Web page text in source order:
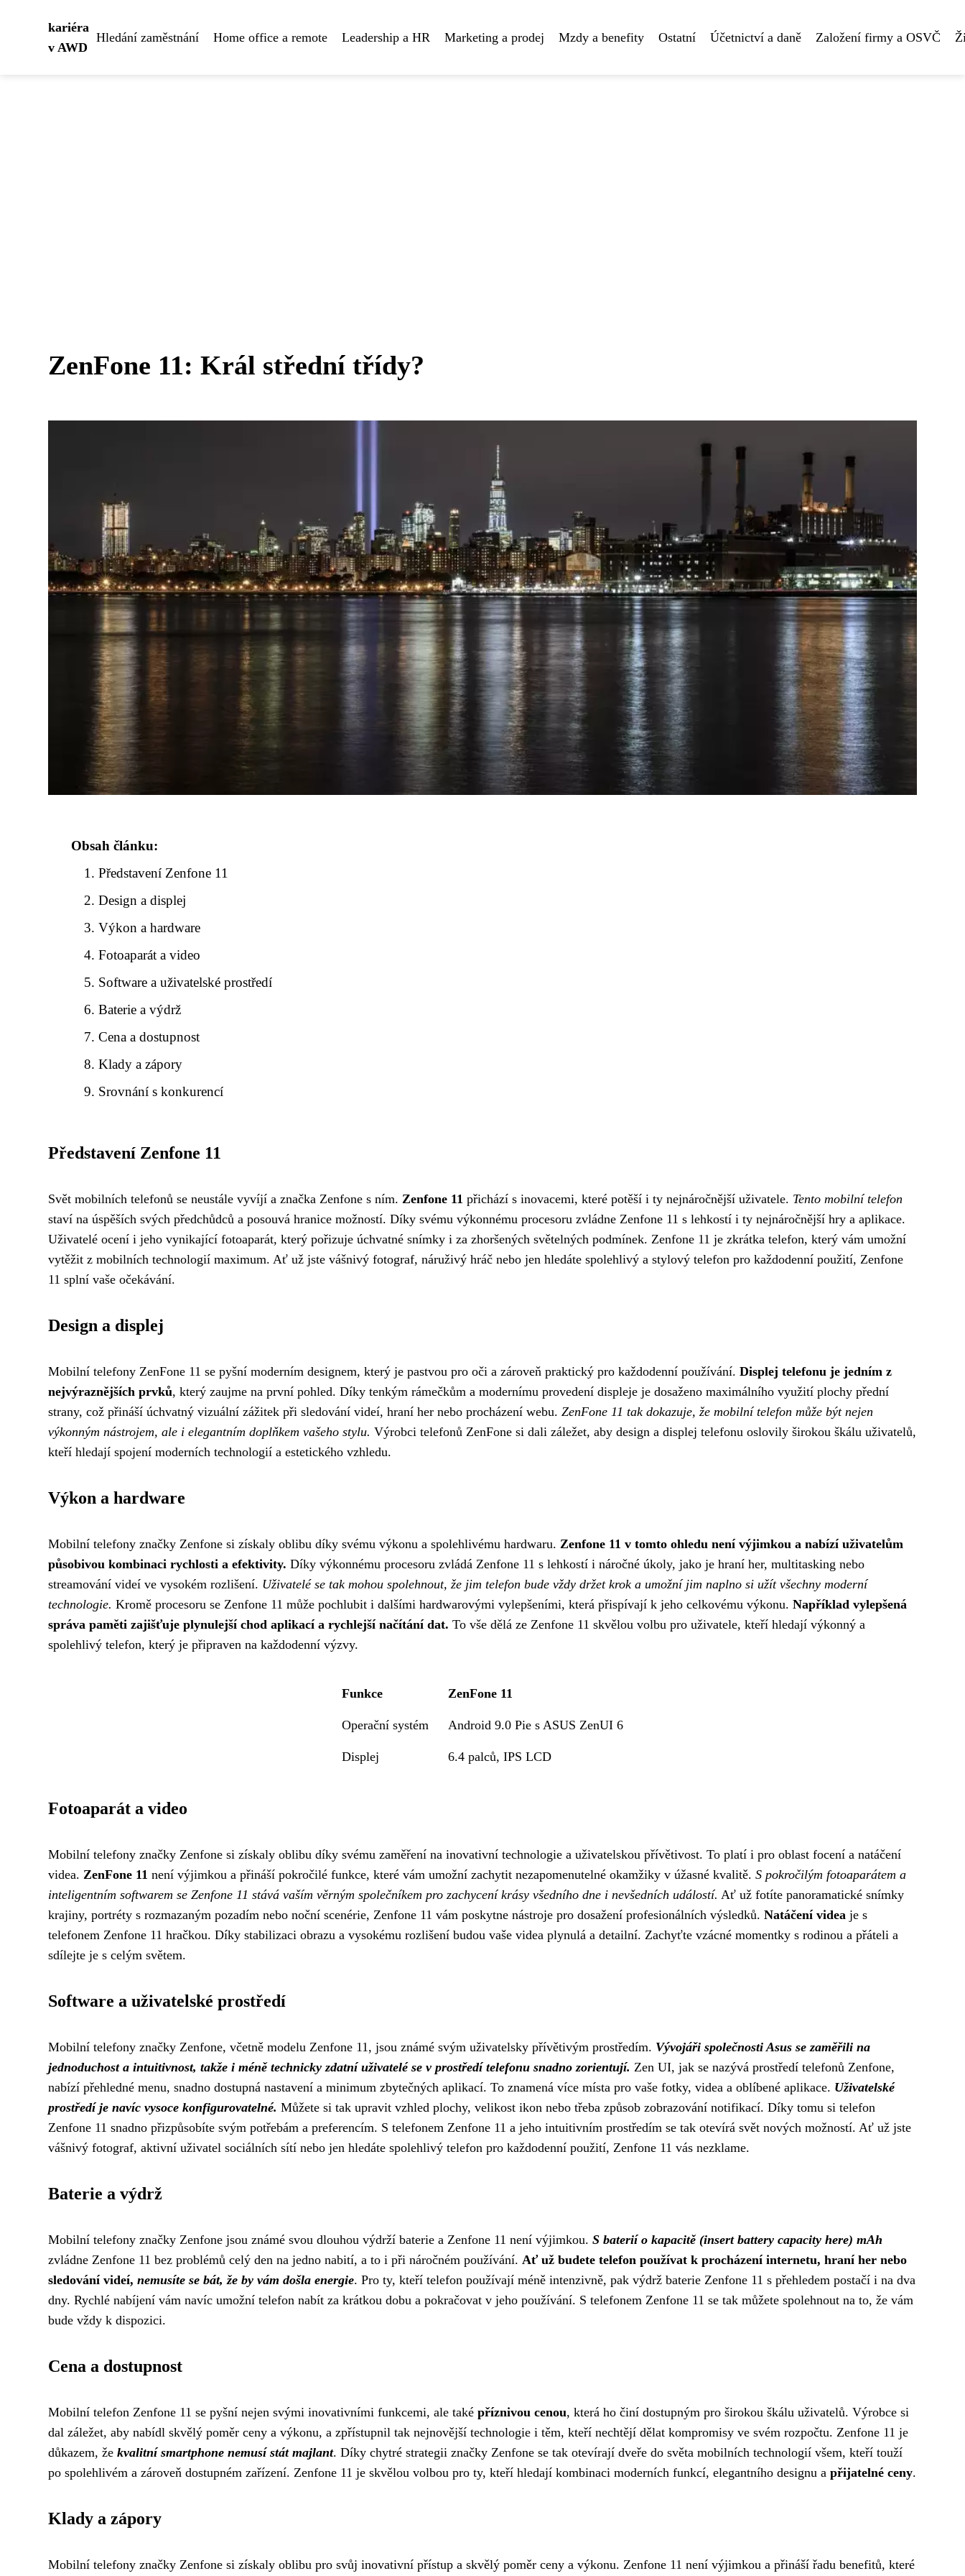
kariéra
v AWD
Hledání zaměstnání Home office a remote Leadership a HR Marketing a prodej Mzdy a benefity Ostatní Účetnictví a daně Založení firmy a OSVČ
ZenFone 11: Král střední třídy?
Obsah článku:
Představení Zenfone 11
Design a displej
Výkon a hardware
Fotoaparát a video
Software a uživatelské prostředí
Baterie a výdrž
Cena a dostupnost
Klady a zápory
Srovnání s konkurencí
Představení Zenfone 11
Svět mobilních telefonů se neustále vyvíjí a značka Zenfone s ním. Zenfone 11 přichází s inovacemi, které potěší i ty nejnáročnější uživatele. Tento mobilní telefon
staví na úspěších svých předchůdců a posouvá hranice možností. Díky svému výkonnému procesoru zvládne Zenfone 11 s lehkostí i ty nejnáročnější hry a aplikace.
Uživatelé ocení i jeho vynikající fotoaparát, který pořizuje úchvatné snímky i za zhoršených světelných podmínek. Zenfone 11 je zkrátka telefon, který vám umožní
vytěžit z mobilních technologií maximum. Ať už jste vášnivý fotograf, náruživý hráč nebo jen hledáte spolehlivý a stylový telefon pro každodenní použití, Zenfone
11 splní vaše očekávání.
Design a displej
Mobilní telefony ZenFone 11 se pyšní moderním designem, který je pastvou pro oči a zároveň praktický pro každodenní používání. Displej telefonu je jedním z
nejvýraznějších prvků, který zaujme na první pohled. Díky tenkým rámečkům a modernímu provedení displeje je dosaženo maximálního využití plochy přední
strany, což přináší úchvatný vizuální zážitek při sledování videí, hraní her nebo procházení webu. ZenFone 11 tak dokazuje, že mobilní telefon může být nejen
výkonným nástrojem, ale i elegantním doplňkem vašeho stylu. Výrobci telefonů ZenFone si dali záležet, aby design a displej telefonu oslovily širokou škálu uživatelů,
kteří hledají spojení moderních technologií a estetického vzhledu.
Výkon a hardware
Mobilní telefony značky Zenfone si získaly oblibu díky svému výkonu a spolehlivému hardwaru. Zenfone 11 v tomto ohledu není výjimkou a nabízí uživatelům
působivou kombinaci rychlosti a efektivity. Díky výkonnému procesoru zvládá Zenfone 11 s lehkostí i náročné úkoly, jako je hraní her, multitasking nebo
streamování videí ve vysokém rozlišení. Uživatelé se tak mohou spolehnout, že jim telefon bude vždy držet krok a umožní jim naplno si užít všechny moderní
technologie. Kromě procesoru se Zenfone 11 může pochlubit i dalšími hardwarovými vylepšeními, která přispívají k jeho celkovému výkonu. Například vylepšená
správa paměti zajišťuje plynulejší chod aplikací a rychlejší načítání dat. To vše dělá ze Zenfone 11 skvělou volbu pro uživatele, kteří hledají výkonný a
spolehlivý telefon, který je připraven na každodenní výzvy.
Funkce ZenFone 11
Operační systém Android 9.0 Pie s ASUS ZenUI 6
Displej 6.4 palců, IPS LCD
Fotoaparát a video
Mobilní telefony značky Zenfone si získaly oblibu díky svému zaměření na inovativní technologie a uživatelskou přívětivost. To platí i pro oblast focení a natáčení
videa. ZenFone 11 není výjimkou a přináší pokročilé funkce, které vám umožní zachytit nezapomenutelné okamžiky v úžasné kvalitě. S pokročilým fotoaparátem a
inteligentním softwarem se Zenfone 11 stává vaším věrným společníkem pro zachycení krásy všedního dne i nevšedních událostí. Ať už fotíte panoramatické snímky
krajiny, portréty s rozmazaným pozadím nebo noční scenérie, Zenfone 11 vám poskytne nástroje pro dosažení profesionálních výsledků. Natáčení videa je s
telefonem Zenfone 11 hračkou. Díky stabilizaci obrazu a vysokému rozlišení budou vaše videa plynulá a detailní. Zachyťte vzácné momentky s rodinou a přáteli a
sdílejte je s celým světem.
Software a uživatelské prostředí
Mobilní telefony značky Zenfone, včetně modelu Zenfone 11, jsou známé svým uživatelsky přívětivým prostředím. Vývojáři společnosti Asus se zaměřili na
jednoduchost a intuitivnost, takže i méně technicky zdatní uživatelé se v prostředí telefonu snadno zorientují. Zen UI, jak se nazývá prostředí telefonů Zenfone,
nabízí přehledné menu, snadno dostupná nastavení a minimum zbytečných aplikací. To znamená více místa pro vaše fotky, videa a oblíbené aplikace. Uživatelské
prostředí je navíc vysoce konfigurovatelné. Můžete si tak upravit vzhled plochy, velikost ikon nebo třeba způsob zobrazování notifikací. Díky tomu si telefon
Zenfone 11 snadno přizpůsobíte svým potřebám a preferencím. S telefonem Zenfone 11 a jeho intuitivním prostředím se tak otevírá svět nových možností. Ať už jste
vášnivý fotograf, aktivní uživatel sociálních sítí nebo jen hledáte spolehlivý telefon pro každodenní použití, Zenfone 11 vás nezklame.
Baterie a výdrž
Mobilní telefony značky Zenfone jsou známé svou dlouhou výdrží baterie a Zenfone 11 není výjimkou. S baterií o kapacitě (insert battery capacity here) mAh
zvládne Zenfone 11 bez problémů celý den na jedno nabití, a to i při náročném používání. Ať už budete telefon používat k procházení internetu, hraní her nebo
sledování videí, nemusíte se bát, že by vám došla energie. Pro ty, kteří telefon používají méně intenzivně, pak výdrž baterie Zenfone 11 s přehledem postačí i na dva
dny. Rychlé nabíjení vám navíc umožní telefon nabít za krátkou dobu a pokračovat v jeho používání. S telefonem Zenfone 11 se tak můžete spolehnout na to, že vám
bude vždy k dispozici.
Cena a dostupnost
Mobilní telefon Zenfone 11 se pyšní nejen svými inovativními funkcemi, ale také příznivou cenou, která ho činí dostupným pro širokou škálu uživatelů. Výrobce si
dal záležet, aby nabídl skvělý poměr ceny a výkonu, a zpřístupnil tak nejnovější technologie i těm, kteří nechtějí dělat kompromisy ve svém rozpočtu. Zenfone 11 je
důkazem, že kvalitní smartphone nemusí stát majlant. Díky chytré strategii značky Zenfone se tak otevírají dveře do světa mobilních technologií všem, kteří touží
po spolehlivém a zároveň dostupném zařízení. Zenfone 11 je skvělou volbou pro ty, kteří hledají kombinaci moderních funkcí, elegantního designu a přijatelné ceny.
Klady a zápory
Mobilní telefony značky Zenfone si získaly oblibu pro svůj inovativní přístup a skvělý poměr ceny a výkonu. Zenfone 11 není výjimkou a přináší řadu benefitů, které